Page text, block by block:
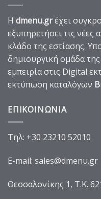
Η dmenu.grέχει
εξυπηρετήσει τις
κλάδο της εστίασης.
δημιουργική ομάδα της
εμπειρία στις Digital
εκτύπωση καταλόγων
ΕΠΙΚΟΙΝΩΝΙΑ
Τηλ: +30 23210 52010
E-mail: sales@dmenu.gr
Θεσσαλονίκης 1, Τ.Κ.